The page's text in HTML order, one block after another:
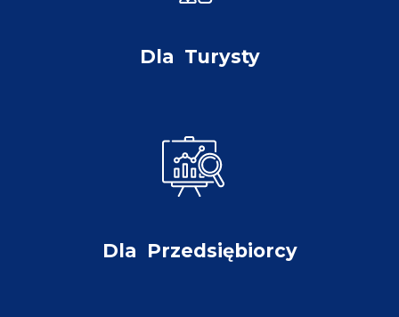
Dla Turysty
Dla Przedsiębiorcy